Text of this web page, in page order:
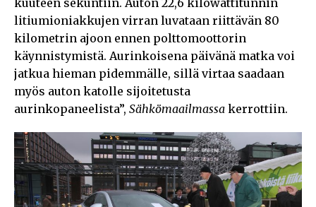
litiumioniakkujen virran luvataan riittävän 80
kilometrin ajoon ennen polttomoottorin
käynnistymistä. Aurinkoisena päivänä matka voi
jatkua hieman pidemmälle, sillä virtaa saadaan
myös auton katolle sijoitetusta
aurinkopaneelista”, Sähkömaailmassa kerrottiin.